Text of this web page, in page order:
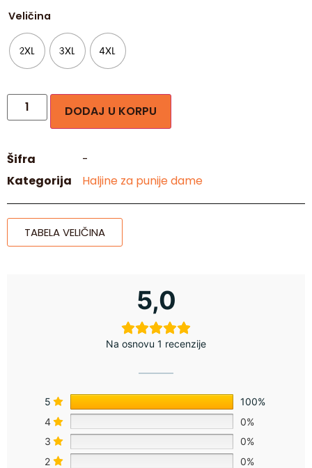
Veličina
2XL 3XL 4XL
DODAJ U KORPU
Šifra
-
Kategorija
Haljine za punije dame
TABELA VELIČINA
5,0
Na osnovu 1 recenzije
5
100%
4
0%
3
0%
2
0%